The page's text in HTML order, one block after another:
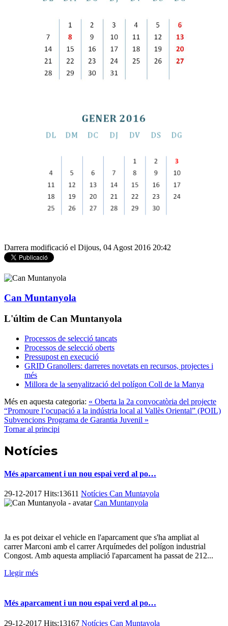
Darrera modificació el Dijous, 04 Agost 2016 20:42
Can Muntanyola
L'últim de Can Muntanyola
Processos de selecció tancats
Processos de selecció oberts
Pressupost en execució
GRID Granollers: darreres novetats en recursos, projectes i
més
Millora de la senyalització del polígon Coll de la Manya
Més en aquesta categoria: « Oberta la 2a convocatòria del projecte
“Promoure l’ocupació a la indústria local al Vallès Oriental” (POIL)
Subvencions Programa de Garantia Juvenil »
Tornar al principi
Notícies
Més aparcament i un nou espai verd al po…
29-12-2017 Hits:13611 Notícies Can Muntayola
Can Muntanyola
Ja es pot deixar el vehicle en l'aparcament que s'ha ampliat al
carrer Marconi amb el carrer Arquímedes del polígon industrial
Congost. Amb aquesta ampliació l'aparcament ha passat de 212...
Llegir més
Més aparcament i un nou espai verd al po…
29-12-2017 Hits:13167 Notícies Can Muntayola